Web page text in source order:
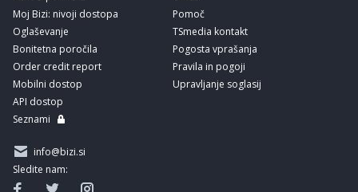
Moj Bizi: nivoji dostopa
Oglaševanje
Bonitetna poročila
Order credit report
Mobilni dostop
API dostop
Seznami
Pomoč
TSmedia kontakt
Pogosta vprašanja
Pravila in pogoji
Upravljanje soglasij
info@bizi.si
Sledite nam: